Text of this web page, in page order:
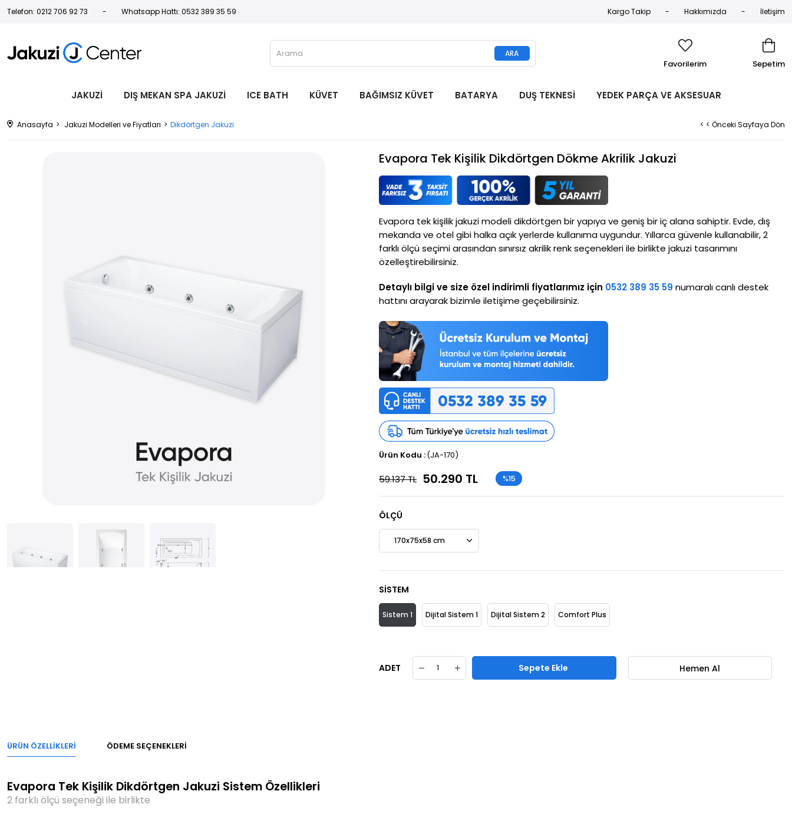
Telefon: 0212 706 92 73 Whatsapp Hattı: 0532 389 35 59 Kargo Takip Hakkımızda İletişim
Sepetim
Favorilerim
JAKUZİ DIŞ MEKAN SPA JAKUZİ ICE BATH KÜVET BAĞIMSIZ KÜVET BATARYA DUŞ TEKNESİ YEDEK PARÇA VE AKSESUAR
Anasayfa Jakuzi Modelleri ve Fiyatları Dikdörtgen Jakuzi < < Önceki Sayfaya Dön
Evapora Tek Kişilik Dikdörtgen Dökme Akrilik Jakuzi
Evapora tek kişilik jakuzi modeli dikdörtgen bir yapıya ve geniş bir iç alana sahiptir. Evde, dış
mekanda ve otel gibi halka açık yerlerde kullanıma uygundur. Yıllarca güvenle kullanabilir, 2
farklı ölçü seçimi arasından sınırsız akrilik renk seçenekleri ile birlikte jakuzi tasarımını
özelleştirebilirsiniz.
Detaylı bilgi ve size özel indirimli fiyatlarımız için 0532 389 35 59 numaralı canlı destek
hattını arayarak bizimle iletişime geçebilirsiniz.
(JA-170)
59.137 TL 50.290 TL %15
ÖLÇÜ
SİSTEM
Sistem 1 Dijital Sistem 1 Dijital Sistem 2 Comfort Plus
ADET
ÜRÜN ÖZELLIKLERI ÖDEME SEÇENEKLERI
Evapora Tek Kişilik Dikdörtgen Jakuzi Sistem Özellikleri
2 farklı ölçü seçeneği ile birlikte